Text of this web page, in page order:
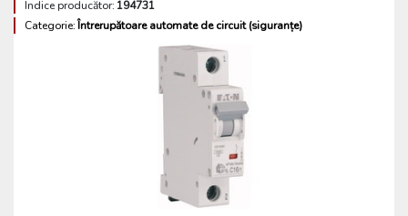
Indice producător: 194731
Categorie:Întrerupătoare automate de circuit (siguranțe)